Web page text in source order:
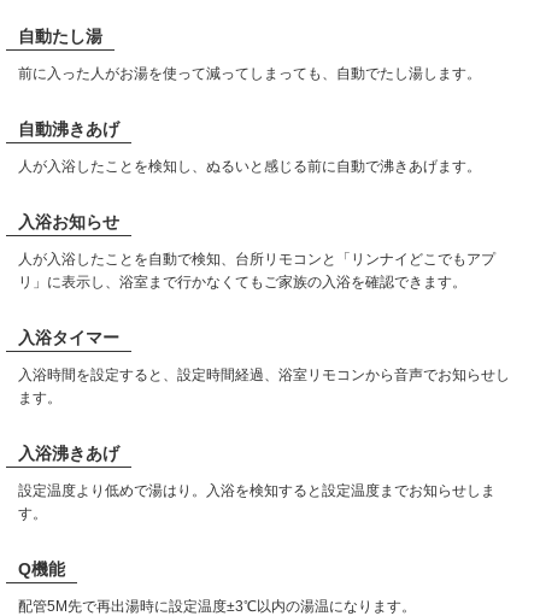
自動たし湯
前に入った人がお湯を使って減ってしまっても、自動でたし湯します。
自動沸きあげ
人が入浴したことを検知し、ぬるいと感じる前に自動で沸きあげます。
入浴お知らせ
人が入浴したことを自動で検知、台所リモコンと「リンナイどこでもアプ
リ」に表示し、浴室まで行かなくてもご家族の入浴を確認できます。
入浴タイマー
入浴時間を設定すると、設定時間経過、浴室リモコンから音声でお知らせし
ます。
入浴沸きあげ
設定温度より低めで湯はり。入浴を検知すると設定温度までお知らせしま
す。
Q機能
配管5M先で再出湯時に設定温度±3℃以内の湯温になります。